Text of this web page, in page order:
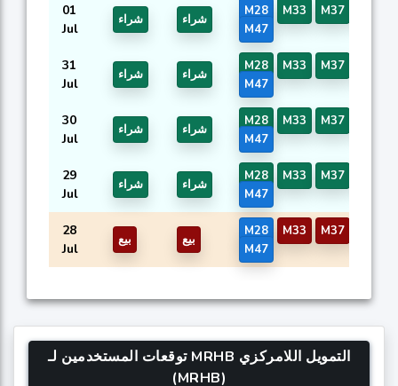
01
Jul
شراء شراء
M28 M33 M37
M47
31
Jul
شراء شراء
M28 M33 M37
M47
30
Jul
شراء شراء
M28 M33 M37
M47
29
Jul
شراء شراء
M28 M33 M37
M47
28
Jul
بيع بيع
M28 M33 M37
M47
توقعات المستخدمين لـ MRHB التمويل اللامركزي
(MRHB)